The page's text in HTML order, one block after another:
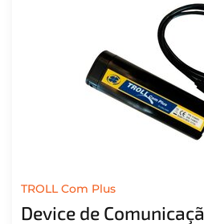
TROLL Com Plus
Device de